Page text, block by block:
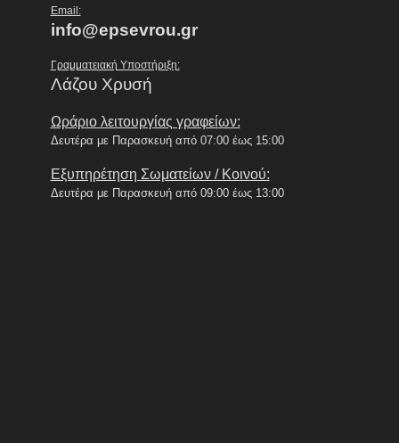
Email:
info@epsevrou.gr
Γραμματειακή Υποστήριξη:
Λάζου Χρυσή
Ωράριο λειτουργίας γραφείων:
Δευτέρα με Παρασκευή από 07:00 έως 15:00
Εξυπηρέτηση Σωματείων / Κοινού:
Δευτέρα με Παρασκευή από 09:00 έως 13:00